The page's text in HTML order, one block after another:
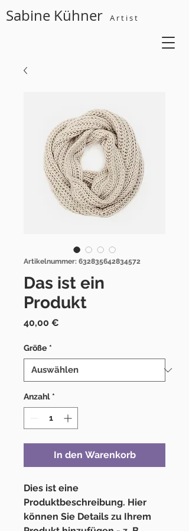
Sabine Kühner A r t i s t
Artikelnummer: 632835642834572
Das ist ein
Produkt
40,00 €
Größe *
Anzahl *
In den Warenkorb
Dies ist eine
Produktbeschreibung. Hier
können Sie Details zu Ihrem